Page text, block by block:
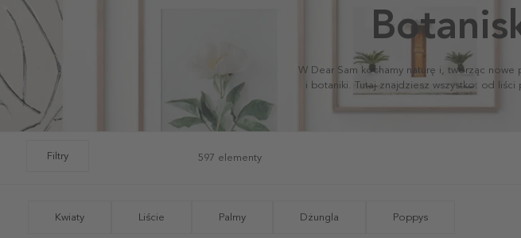
W Dear Sam kochamy naturę i, tworząc
i botaniki. Tutaj znajdziesz wszystko: od liści
Filtry 597 elementy
Kwiaty Liście Palmy Dżungla Poppys